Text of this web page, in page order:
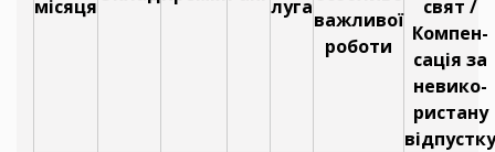
місяця
луга
важливої
роботи
свят /
Компен-
сація за
невико-
ристану
відпустку